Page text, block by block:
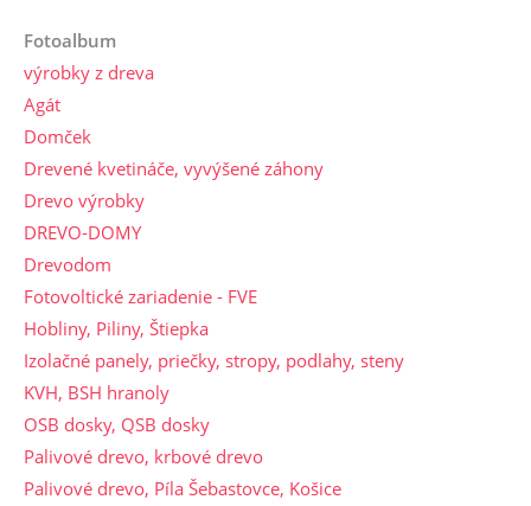
Fotoalbum
výrobky z dreva
Agát
Domček
Drevené kvetináče, vyvýšené záhony
Drevo výrobky
DREVO-DOMY
Drevodom
Fotovoltické zariadenie - FVE
Hobliny, Piliny, Štiepka
Izolačné panely, priečky, stropy, podlahy, steny
KVH, BSH hranoly
OSB dosky, QSB dosky
Palivové drevo, krbové drevo
Palivové drevo, Píla Šebastovce, Košice